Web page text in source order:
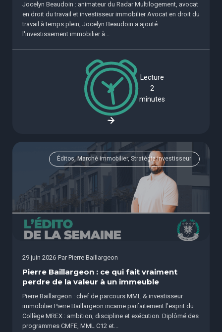
Jocelyn Beaudoin : animateur du Radar Multilogement, avocat
en droit du travail et investisseur immobilier Avocat en droit du
travail à temps plein, Jocelyn Beaudoin a ajouté
l'investissement immobilier à...
Lecture
2
minutes
Éditos, Marché immobilier, Stratégie investisseur
29 juin 2026 Par Pierre Baillargeon
Pierre Baillargeon : ce qui fait vraiment
perdre de la valeur à un immeuble
Pierre Baillargeon : chef de parcours MML & investisseur
immobilier Pierre Baillargeon incarne parfaitement l’esprit du
Collège MREX : ambition, discipline et exécution. Diplômé des
programmes CMFE, MML C12 et...